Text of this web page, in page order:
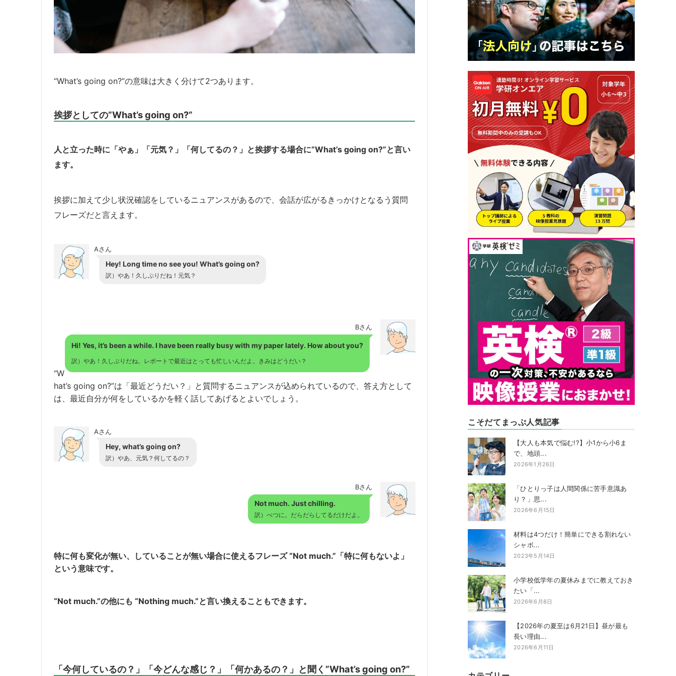
“What’s going on?”の意味は大きく分けて2つあります。
挨拶としての”What’s going on?”
人と立った時に「やぁ」「元気？」「何してるの？」と挨拶する場合に”What’s going on?”と言い
ます。
挨拶に加えて少し状況確認をしているニュアンスがあるので、会話が広がるきっかけとなるう質問
フレーズだと言えます。
Aさん
Hey! Long time no see you! What’s going on?
訳）やあ！久しぶりだね！元気？
Bさん
Hi! Yes, it’s been a while. I have been really busy with my paper lately. How about you?
訳）やあ！久しぶりだね。レポートで最近はとっても忙しいんだよ。きみはどうだい？
“W
hat’s going on?”は「最近どうだい？」と質問するニュアンスが込められているので、答え方として
は、最近自分が何をしているかを軽く話してあげるとよいでしょう。
Aさん
Hey, what’s going on?
訳）やあ、元気？何してるの？
Bさん
Not much. Just chilling.
訳）べつに。だらだらしてるだけだよ。
特に何も変化が無い、していることが無い場合に使えるフレーズ “Not much.”「特に何もないよ」
という意味です。
“Not much.”の他にも “Nothing much.”と言い換えることもできます。
「今何しているの？」「今どんな感じ？」「何かあるの？」と聞く”What’s going on?”
こそだてまっぷ人気記事
【大人も本気で悩む!?】小1から小6ま
で、地頭...
2026年1月26日
「ひとりっ子は人間関係に苦手意識あ
り？」思...
2026年6月15日
材料は4つだけ！簡単にできる割れない
シャボ...
2023年5月14日
小学校低学年の夏休みまでに教えておき
たい「...
2026年6月8日
【2026年の夏至は6月21日】昼が最も
長い理由...
2026年6月11日